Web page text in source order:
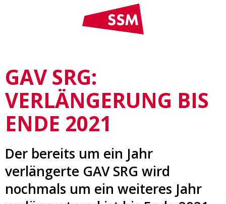
GAV SRG:
VERLÄNGERUNG BIS
ENDE 2021
Der bereits um ein Jahr
verlängerte GAV SRG wird
nochmals um ein weiteres Jahr